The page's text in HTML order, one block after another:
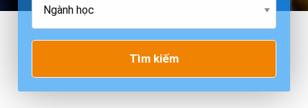
Tìm kiếm